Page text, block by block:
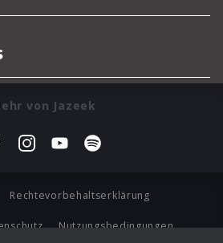
von Jazeek
Rechtevorbehaltserklärung
Nutzungsbedingungen